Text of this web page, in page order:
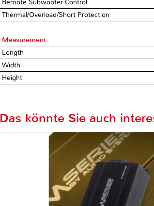
Remote Subwoofer Control
Thermal/Overload/Short Protection
Measurement
Length
Width
Height
Das könnte Sie auch